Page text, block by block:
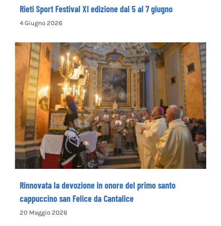
Rieti Sport Festival XI edizione dal 5 al 7 giugno
4 Giugno 2026
Rinnovata la devozione in onore del primo
santo cappuccino san Felice da Cantalice
Rinnovata la devozione in onore del primo santo
cappuccino san Felice da Cantalice
20 Maggio 2026